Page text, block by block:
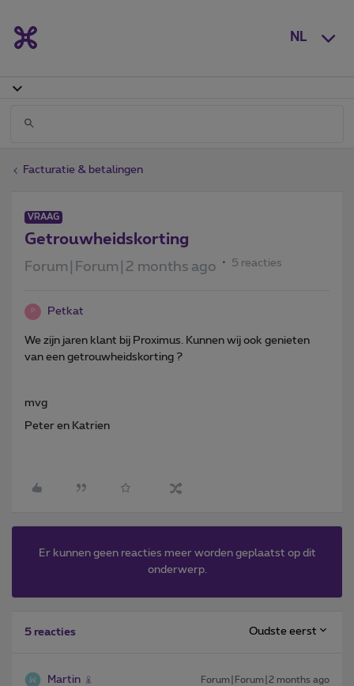
NL
Facturatie & betalingen
VRAAG
Getrouwheidskorting
Forum|Forum|2 months ago 5 reacties
P Petkat
We zijn jaren klant bij Proximus. Kunnen wij ook genieten
van een getrouwheidskorting ?
mvg
Peter en Katrien
Er kunnen geen reacties meer worden geplaatst op dit
onderwerp.
5 reacties Oudste eerst
Martin Forum|Forum|2 months ago